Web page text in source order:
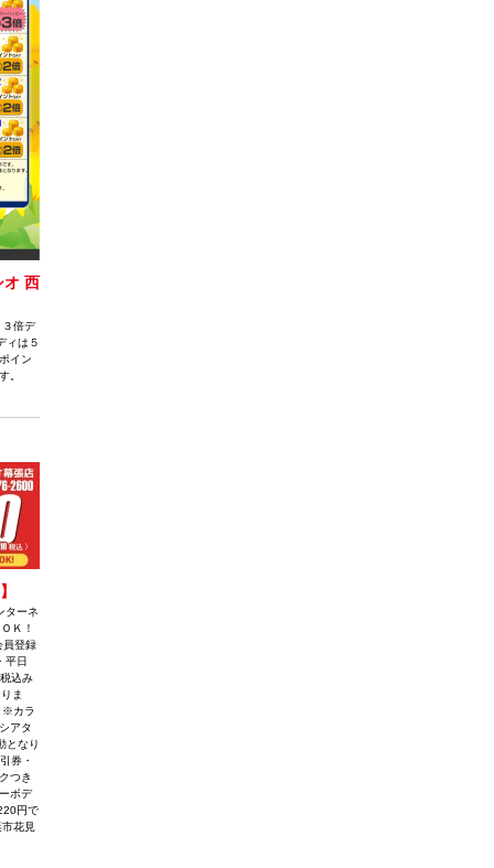
オ 西
倍デ
ィは５
イン
。
ターネ
Ｋ！
員登録
平日
込み
ま
※カラ
アタ
となり
券・
つき
ボデ
円で
花見